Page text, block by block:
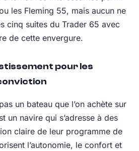
les Fleming 55, mais aucun ne
cinq suites du Trader 65 avec
de cette envergure.
pour les
pas un bateau que l’on achète sur
un navire qui s’adresse à des
claire de leur programme de
l’autonomie, le confort et